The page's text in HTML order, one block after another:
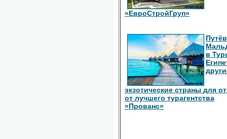
«ЕвроСтройГруп»
в
экзотические страны для
от лучшего турагентства
«Прованс»